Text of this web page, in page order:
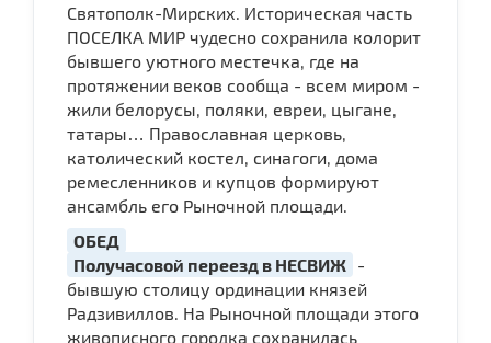
Святополк-Мирских. Историческая часть
ПОСЕЛКА МИР чудесно сохранила колорит
бывшего уютного местечка, где на
протяжении веков сообща - всем миром -
жили белорусы, поляки, евреи, цыгане,
татары… Православная церковь,
католический костел, синагоги, дома
ремесленников и купцов формируют
ансамбль его Рыночной площади.
ОБЕД
Получасовой переезд в НЕСВИЖ -
бывшую столицу ординации князей
Радзивиллов. На Рыночной площади этого
живописного городка сохранилась